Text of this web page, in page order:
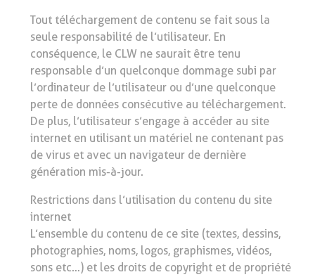
Tout téléchargement de contenu se fait sous la
seule responsabilité de l’utilisateur. En
conséquence, le CLW ne saurait être tenu
responsable d’un quelconque dommage subi par
l’ordinateur de l’utilisateur ou d’une quelconque
perte de données consécutive au téléchargement.
De plus, l’utilisateur s’engage à accéder au site
internet en utilisant un matériel ne contenant pas
de virus et avec un navigateur de dernière
génération mis-à-jour.
Restrictions dans l’utilisation du contenu du site
internet
L’ensemble du contenu de ce site (textes, dessins,
photographies, noms, logos, graphismes, vidéos,
sons etc…) et les droits de copyright et de propriété